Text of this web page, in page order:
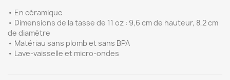
• En céramique
• Dimensions de la tasse de 11 oz : 9,6 cm de hauteur, 8,2 cm
de diamètre
• Matériau sans plomb et sans BPA
• Lave-vaisselle et micro-ondes